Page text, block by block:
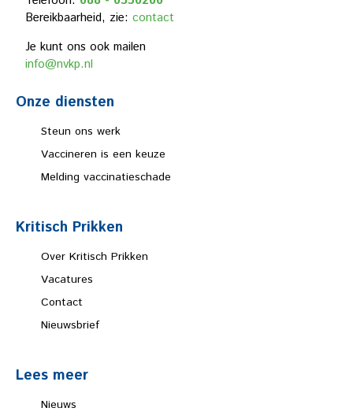
Bereikbaarheid, zie: contact
Je kunt ons ook mailen
info@nvkp.nl
Onze diensten
Steun ons werk
Vaccineren is een keuze
Melding vaccinatieschade
Kritisch Prikken
Over Kritisch Prikken
Vacatures
Contact
Nieuwsbrief
Lees meer
Nieuws